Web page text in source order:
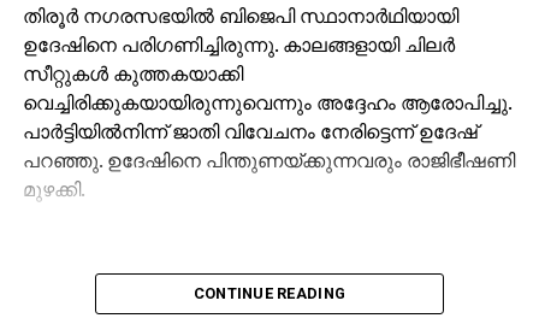
തിരൂര്‍ നഗരസഭയില്‍ ബിജെപി സ്ഥാനാര്‍ഥിയായി
ഉദേഷിനെ പരിഗണിച്ചിരുന്നു. കാലങ്ങളായി ചിലര്‍
സീറ്റുകള്‍ കുത്തകയാക്കി
വെച്ചിരിക്കുകയായിരുന്നുവെന്നും അദ്ദേഹം ആരോപിച്ചു.
പാര്‍ട്ടിയില്‍നിന്ന് ജാതി വിവേചനം നേരിട്ടെന്ന് ഉദേഷ്
പറഞ്ഞു. ഉദേഷിനെ പിന്തുണയ്ക്കുന്നവരും രാജിഭീഷണി
മുഴക്കി.
CONTINUE READING